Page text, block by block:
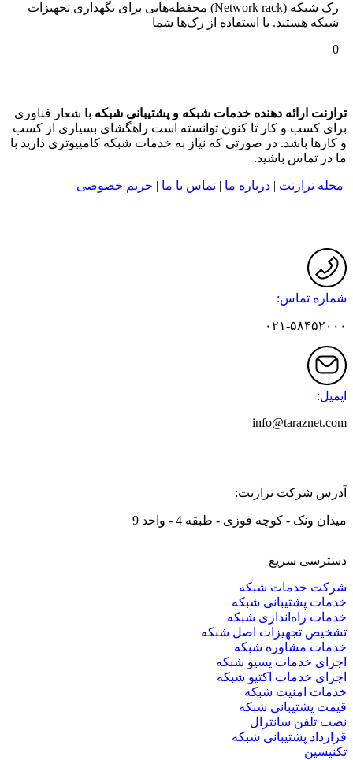
رک شبکه (Network rack) محفظه‌هایی برای نگهداری تجهیزات
شبکه هستند. با استفاده از رک‌ها شما
0
ترازنت ارائه دهنده خدمات شبکه و پشتیبانی شبکه با شعار فناوری
برای کسب و کار تا کنون توانسته است راهگشای بسیاری از کسب
و کارها باشد. در صورتی که نیاز به خدمات شبکه کامپیوتری دارید با
ما در تماس باشید.
مجله ترازنت | درباره ما | تماس با ما | حریم خصوصی
شماره تماس:
۰۲۱-۵۸۴۵۲۰۰۰
ایمیل:
info@taraznet.com
آدرس شرکت ترازنت:
میدان ونک - کوچه فوزی - طبقه 4 - واحد 9
دسترسی سریع
شرکت خدمات شبکه
خدمات پشتیبانی شبکه
خدمات راه‌اندازی شبکه
تشخیص تجهیزات اصل شبکه
خدمات مشاوره شبکه
اجرای خدمات پسیو شبکه
اجرای خدمات اکتیو شبکه
خدمات امنیت شبکه
قیمت پشتیبانی شبکه
نصب تلفن سانترال
قرارداد پشتیبانی شبکه
تکنیسین